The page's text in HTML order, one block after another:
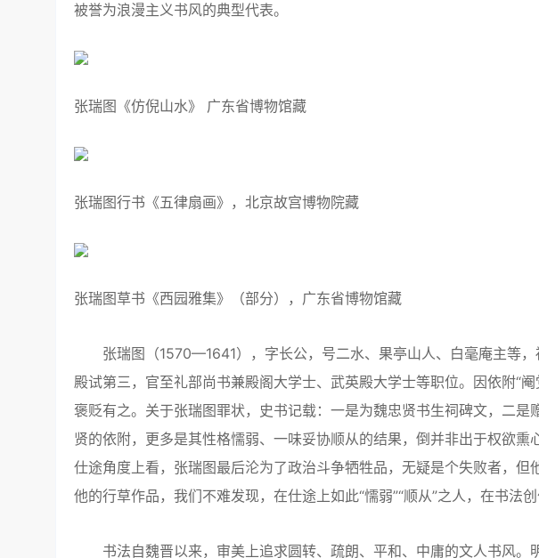
被誉为浪漫主义书风的典型代表。
张瑞图《仿倪山水》 广东省博物馆藏
张瑞图行书《五律扇画》，北京故宫博物院藏
张瑞图草书《西园雅集》（部分），广东省博物馆藏
张瑞图（1570—1641），字长公，号二水、果亭山人、白毫庵主等，
殿试第三，官至礼部尚书兼殿阁大学士、武英殿大学士等职位。因依附“阉
褒贬有之。关于张瑞图罪状，史书记载：一是为魏忠贤书生祠碑文，二
贤的依附，更多是其性格懦弱、一味妥协顺从的结果，倒并非出于权欲
仕途角度上看，张瑞图最后沦为了政治斗争牺牲品，无疑是个失败者，
他的行草作品，我们不难发现，在仕途上如此“懦弱”“顺从”之人，在书法创
书法自魏晋以来，审美上追求圆转、疏朗、平和、中庸的文人书风。